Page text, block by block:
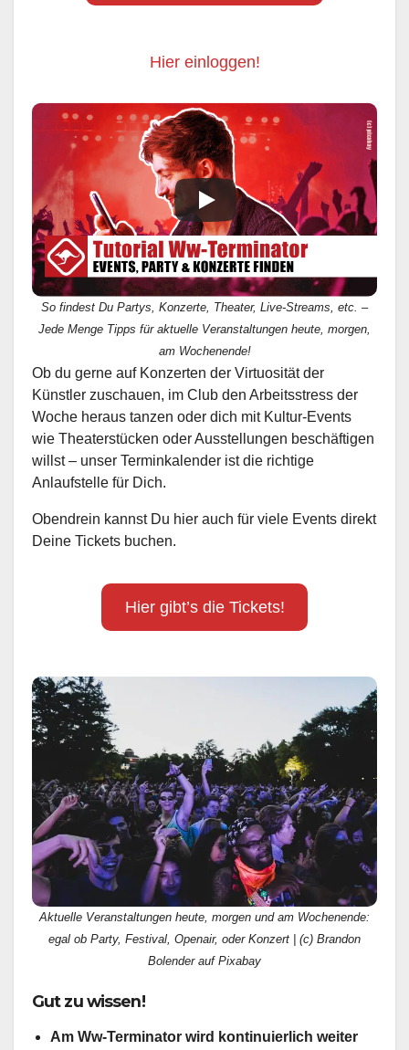
Hier einloggen!
So findest Du Partys, Konzerte, Theater, Live-Streams, etc. –
Jede Menge Tipps für aktuelle Veranstaltungen heute, morgen,
am Wochenende!
Ob du gerne auf Konzerten der Virtuosität der
Künstler zuschauen, im Club den Arbeitsstress der
Woche heraus tanzen oder dich mit Kultur-Events
wie Theaterstücken oder Ausstellungen beschäftigen
willst – unser Terminkalender ist die richtige
Anlaufstelle für Dich.
Obendrein kannst Du hier auch für viele Events direkt
Deine Tickets buchen.
Hier gibt’s die Tickets!
Aktuelle Veranstaltungen heute, morgen und am Wochenende:
egal ob Party, Festival, Openair, oder Konzert | (c) Brandon
Bolender auf Pixabay
Gut zu wissen!
Am Ww-Terminator wird kontinuierlich weiter